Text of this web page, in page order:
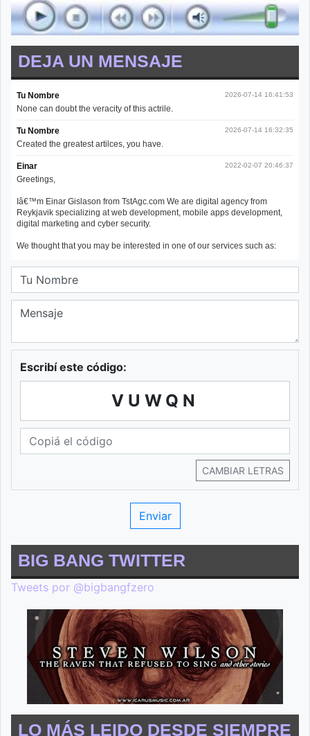
DEJA UN MENSAJE
Escribí este código:
VUWQN
CAMBIAR LETRAS
BIG BANG TWITTER
Tweets por @bigbangfzero
LO MÁS LEIDO DESDE SIEMPRE